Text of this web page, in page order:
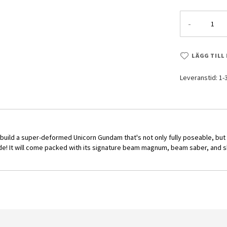
-
LÄGG TILL
Leveranstid:
a super-deformed Unicorn Gundam that's not only fully poseable,
It will come packed with its signature beam magnum, beam saber,